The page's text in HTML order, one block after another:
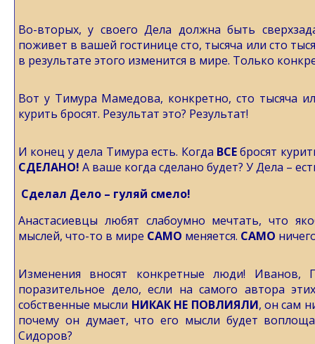
Во-вторых, у своего Дела должна быть
поживет в вашей гостинице сто, тысяча или сто
в результате этого изменится в мире. Только
Вот у Тимура Мамедова, конкретно, сто тысяча
курить бросят. Результат это? Результат!
И конец у дела Тимура есть. Когда ВСЕбросят
СДЕЛАНО! А ваше когда сделано будет? У Дела –
Сделал Дело – гуляй смело!
Анастасиевцы любят слабоумно мечтать, что
мыслей, что-то в мире САМО меняется. САМО
Изменения вносят конкретные люди! Иванов,
поразительное дело, если на самого автора
собственные мысли НИКАК НЕ ПОВЛИЯЛИ, он сам
почему он думает, что его мысли будет
Сидоров?